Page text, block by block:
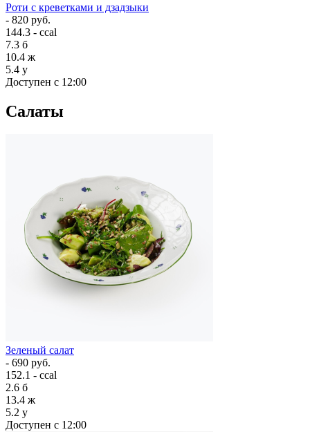
Роти с креветками и дзадзыки
- 820 руб.
144.3 - ccal
7.3 б
10.4 ж
5.4 у
Доступен с 12:00
Салаты
Зеленый салат
- 690 руб.
152.1 - ccal
2.6 б
13.4 ж
5.2 у
Доступен с 12:00